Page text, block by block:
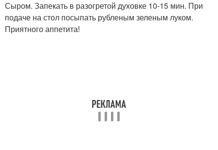
Сыром. Запекать в разогретой духовке 10-15 мин. При
подаче на стол посыпать рубленым зеленым луком.
Приятного аппетита!